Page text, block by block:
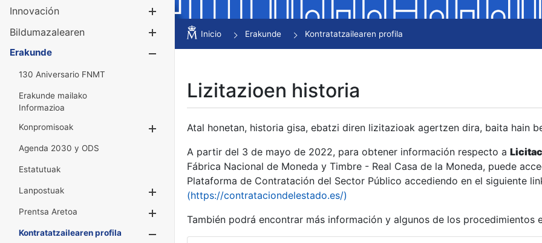
Innovación
Bildumazalearen
Erakutsi/Ezkutatu
Erakunde
130 Aniversario FNMT
Erakunde mailako
Informazioa
Konpromisoak
Erakutsi/Ezkutatu
Agenda 2030 y ODS
Estatutuak
Lanpostuak
Erakutsi/Ezkutatu
Prentsa Aretoa
Erakutsi/Ezkutatu
Kontratatzailearen profila
Erakutsi/Ezkutatu
Inicio Erakunde Kontratatzailearen profila
Lizitazioen historia
Atal honetan, historia gisa, ebatzi diren lizitazioak agertzen dira, baita hain
A partir del 3 de mayo de 2022, para obtener información respecto a
Fábrica Nacional de Moneda y Timbre - Real Casa de la Moneda, puede
Plataforma de Contratación del Sector Público accediendo en el siguiente
(https://contrataciondelestado.es/)
También podrá encontrar más información y algunos de los procedimientos